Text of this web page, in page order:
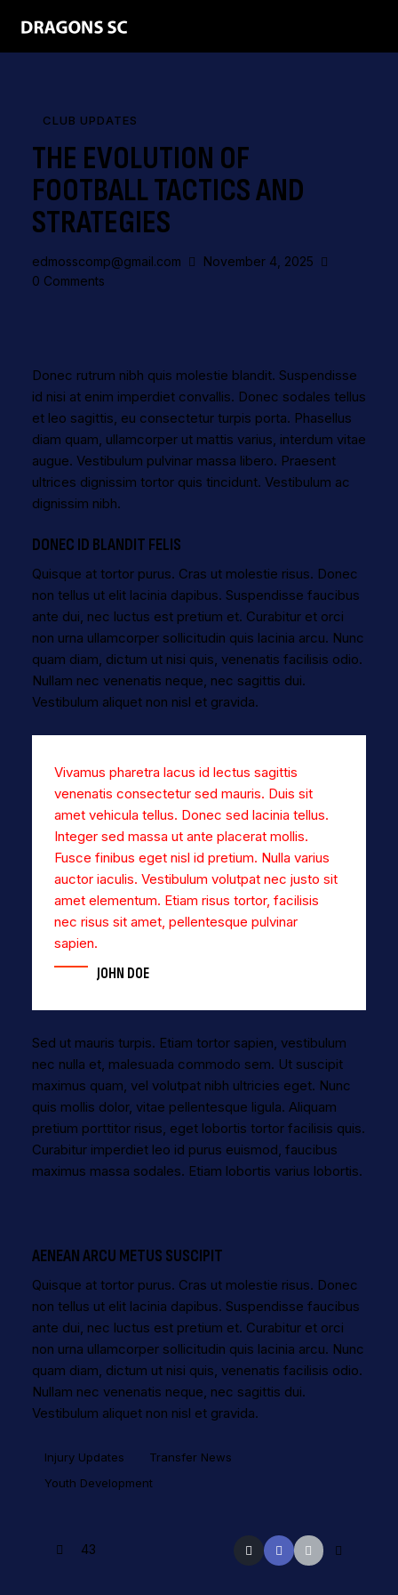
CLUB UPDATES
THE EVOLUTION OF
FOOTBALL TACTICS AND
STRATEGIES
edmosscomp@gmail.com
November 4, 2025
0 Comments
Donec rutrum nibh quis molestie blandit. Suspendisse
id nisi at enim imperdiet convallis. Donec sodales tellus
et leo sagittis, eu consectetur turpis porta. Phasellus
diam quam, ullamcorper ut mattis varius, interdum vitae
augue. Vestibulum pulvinar massa libero. Praesent
ultrices dignissim tortor quis tincidunt. Vestibulum ac
dignissim nibh.
DONEC ID BLANDIT FELIS
Quisque at tortor purus. Cras ut molestie risus. Donec
non tellus ut elit lacinia dapibus. Suspendisse faucibus
ante dui, nec luctus est pretium et. Curabitur et orci
non urna ullamcorper sollicitudin quis lacinia arcu. Nunc
quam diam, dictum ut nisi quis, venenatis facilisis odio.
Nullam nec venenatis neque, nec sagittis dui.
Vestibulum aliquet non nisl et gravida.
Vivamus pharetra lacus id lectus sagittis
venenatis consectetur sed mauris. Duis sit
amet vehicula tellus. Donec sed lacinia tellus.
Integer sed massa ut ante placerat mollis.
Fusce finibus eget nisl id pretium. Nulla varius
auctor iaculis. Vestibulum volutpat nec justo sit
amet elementum. Etiam risus tortor, facilisis
nec risus sit amet, pellentesque pulvinar
sapien.
JOHN DOE
Sed ut mauris turpis. Etiam tortor sapien, vestibulum
nec nulla et, malesuada commodo sem. Ut suscipit
maximus quam, vel volutpat nibh ultricies eget. Nunc
quis mollis dolor, vitae pellentesque ligula. Aliquam
pretium porttitor risus, eget lobortis tortor facilisis quis.
Curabitur imperdiet leo id purus euismod, faucibus
maximus massa sodales. Etiam lobortis varius lobortis.
AENEAN ARCU METUS SUSCIPIT
Quisque at tortor purus. Cras ut molestie risus. Donec
non tellus ut elit lacinia dapibus. Suspendisse faucibus
ante dui, nec luctus est pretium et. Curabitur et orci
non urna ullamcorper sollicitudin quis lacinia arcu. Nunc
quam diam, dictum ut nisi quis, venenatis facilisis odio.
Nullam nec venenatis neque, nec sagittis dui.
Vestibulum aliquet non nisl et gravida.
Injury Updates
Transfer News
Youth Development
43